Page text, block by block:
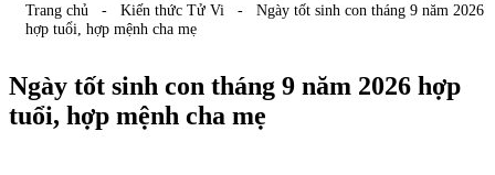
Trang chủ - Kiến thức Tử Vi -
Ngày tốt sinh con tháng 9 năm 2026
hợp tuổi, hợp mệnh cha mẹ
Ngày tốt sinh con tháng 9 năm 2026 hợp
tuổi, hợp mệnh cha mẹ